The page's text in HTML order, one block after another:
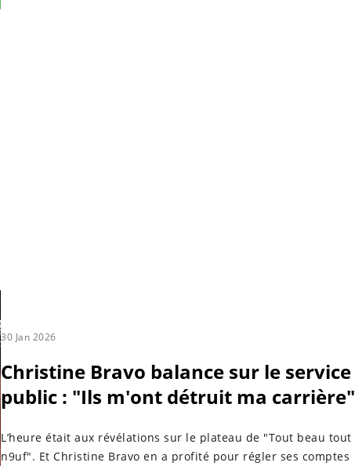
30 Jan 2026
Christine Bravo balance sur le service
public : "Ils m'ont détruit ma carrière"
L’heure était aux révélations sur le plateau de "Tout beau tout
n9uf". Et Christine Bravo en a profité pour régler ses comptes